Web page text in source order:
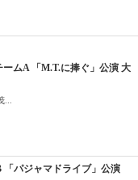
ームA 「M.T.に捧ぐ」公演 大
「パジャマドライブ」公演